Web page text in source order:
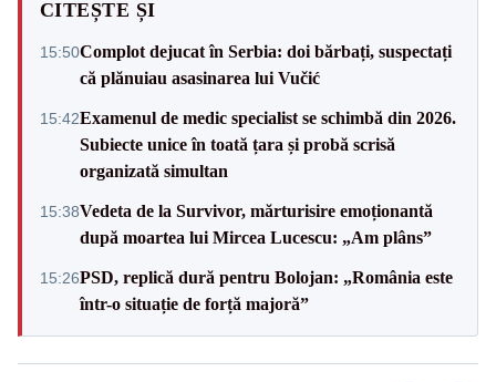
CITEȘTE ȘI
15:50Complot dejucat în Serbia: doi bărbați, suspectați
că plănuiau asasinarea lui Vučić
15:42Examenul de medic specialist se schimbă din 2026.
Subiecte unice în toată țara și probă scrisă
organizată simultan
15:38Vedeta de la Survivor, mărturisire emoționantă
după moartea lui Mircea Lucescu: „Am plâns”
15:26PSD, replică dură pentru Bolojan: „România este
într-o situație de forță majoră”